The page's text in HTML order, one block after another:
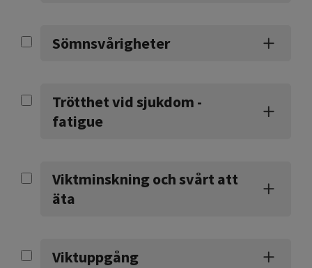
Sömnsvårigheter
Trötthet vid sjukdom -
fatigue
Viktminskning och svårt att
äta
Viktuppgång